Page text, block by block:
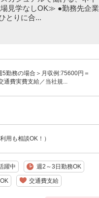
見学なしOK≫ ●勤務先企業
とりに合...
勤務の場合＞月収例:75600円＝
費実費支給／当社規...
用も相談OK！）
躍中 週2～3日勤務OK
交通費支給